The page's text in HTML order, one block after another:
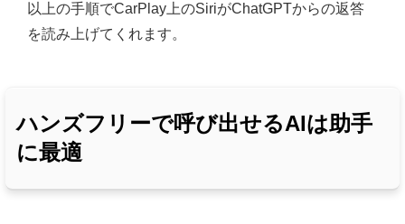
以上の手順でCarPlay上のSiriがChatGPTからの返答
を読み上げてくれます。
ハンズフリーで呼び出せるAIは助手
に最適